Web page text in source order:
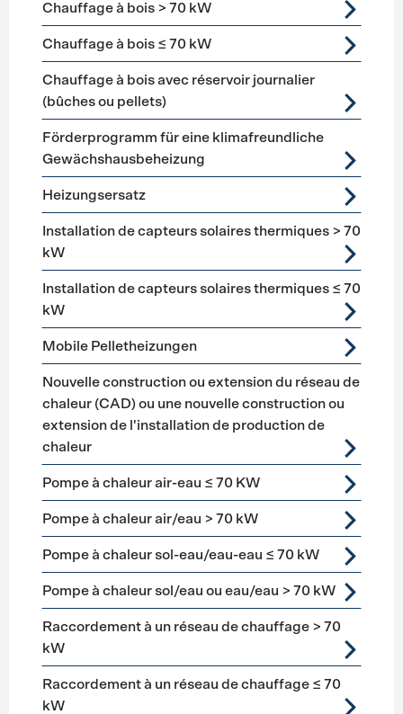
Chauffage à bois > 70 kW
Chauffage à bois ≤ 70 kW
Chauffage à bois avec réservoir journalier
(bûches ou pellets)
Förderprogramm für eine klimafreundliche
Gewächshausbeheizung
Heizungsersatz
Installation de capteurs solaires thermiques > 70
kW
Installation de capteurs solaires thermiques ≤ 70
kW
Mobile Pelletheizungen
Nouvelle construction ou extension du réseau de
chaleur (CAD) ou une nouvelle construction ou
extension de l'installation de production de
chaleur
Pompe à chaleur air-eau ≤ 70 KW
Pompe à chaleur air/eau > 70 kW
Pompe à chaleur sol-eau/eau-eau ≤ 70 kW
Pompe à chaleur sol/eau ou eau/eau > 70 kW
Raccordement à un réseau de chauffage > 70
kW
Raccordement à un réseau de chauffage ≤ 70
kW